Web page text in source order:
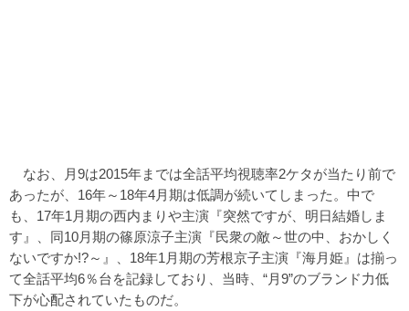
なお、月9は2015年までは全話平均視聴率2ケタが当たり前で
あったが、16年～18年4月期は低調が続いてしまった。中で
も、17年1月期の西内まりや主演『突然ですが、明日結婚しま
す』、同10月期の篠原涼子主演『民衆の敵～世の中、おかしく
ないですか!?～』、18年1月期の芳根京子主演『海月姫』は揃っ
て全話平均6％台を記録しており、当時、“月9”のブランド力低
下が心配されていたものだ。